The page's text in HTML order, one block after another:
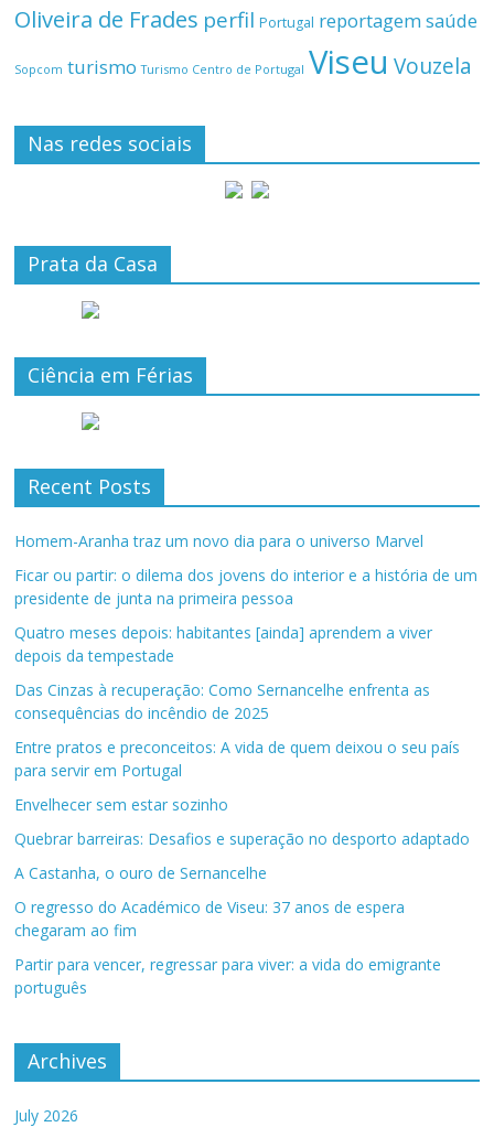
Oliveira de Frades perfil Portugal reportagemsaúde
Sopcom turismo Turismo Centro de Portugal Viseu Vouzela
Nas redes sociais
Prata da Casa
Ciência em Férias
Recent Posts
Homem-Aranha traz um novo dia para o universo Marvel
Ficar ou partir: o dilema dos jovens do interior e a história de um
presidente de junta na primeira pessoa
Quatro meses depois: habitantes [ainda] aprendem a viver
depois da tempestade
Das Cinzas à recuperação: Como Sernancelhe enfrenta as
consequências do incêndio de 2025
Entre pratos e preconceitos: A vida de quem deixou o seu país
para servir em Portugal
Envelhecer sem estar sozinho
Quebrar barreiras: Desafios e superação no desporto adaptado
A Castanha, o ouro de Sernancelhe
O regresso do Académico de Viseu: 37 anos de espera
chegaram ao fim
Partir para vencer, regressar para viver: a vida do emigrante
português
Archives
July 2026